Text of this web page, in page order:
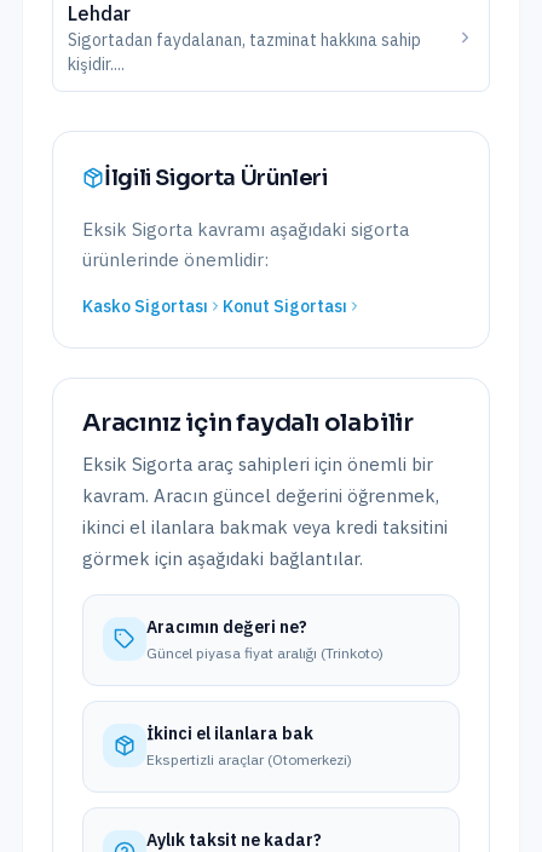
Lehdar
Sigortadan faydalanan, tazminat hakkına sahip
kişidir....
İlgili Sigorta Ürünleri
Eksik Sigorta kavramı aşağıdaki sigorta
ürünlerinde önemlidir:
Kasko Sigortası Konut Sigortası
Aracınız için faydalı olabilir
Eksik Sigorta araç sahipleri için önemli bir
kavram. Aracın güncel değerini öğrenmek,
ikinci el ilanlara bakmak veya kredi taksitini
görmek için aşağıdaki bağlantılar.
Aracımın değeri ne?
Güncel piyasa fiyat aralığı (Trinkoto)
İkinci el ilanlara bak
Ekspertizli araçlar (Otomerkezi)
Aylık taksit ne kadar?